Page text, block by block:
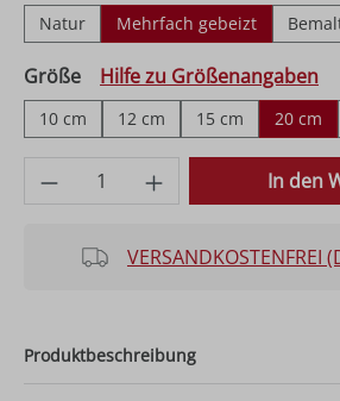
Natur Mehrfach gebeizt
Größeauswählen
Hilfe zu Größenangaben
10 cm 12 cm 15 cm 20 cm
Produkt Anzahl: GibIn den
VERSANDKOSTENFREI
Produktbeschreibung